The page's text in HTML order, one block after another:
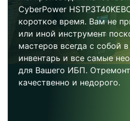
CyberPower
короткое время. Вам не
или иной инструмент
мастеров всегда с собой
инвентарь и все самые
для Вашего ИБП.
качественно и недорого.